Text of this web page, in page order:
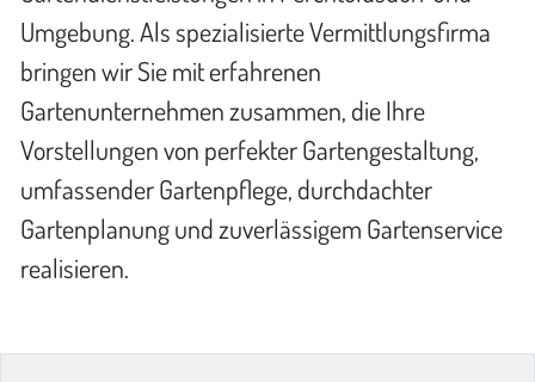
Umgebung. Als spezialisierte Vermittlungsfirma
bringen wir Sie mit erfahrenen
Gartenunternehmen zusammen, die Ihre
Vorstellungen von perfekter Gartengestaltung,
umfassender Gartenpflege, durchdachter
Gartenplanung und zuverlässigem Gartenservice
realisieren.